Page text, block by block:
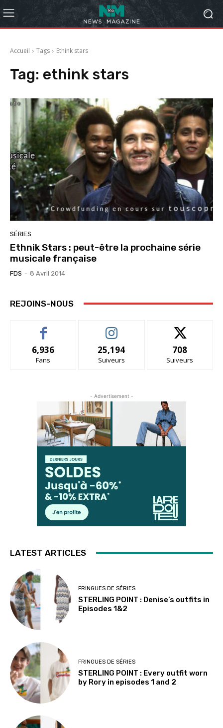
Accueil Tags Ethink stars
Tag: ethink stars
SÉRIES
Ethnik Stars : peut-être la prochaine série
musicale française
FDS - 8 Avril 2014
REJOINS-NOUS
6,936
Fans
25,194
Suiveurs
708
Suiveurs
- Advertisement -
LATEST ARTICLES
FRINGUES DE SÉRIES
STERLING POINT : Denise’s outfits in
Episodes 1&2
FRINGUES DE SÉRIES
STERLING POINT : Every outfit worn
by Rory in episodes 1 and 2